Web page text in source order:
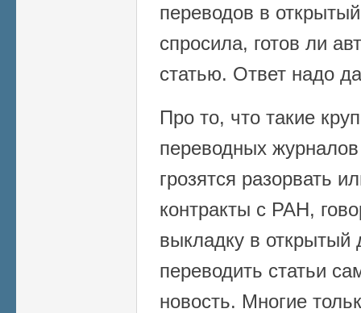
переводов в
спросила, готов ли
статью. Ответ надо
Про то, что такие
переводных
грозятся разорвать
контракты с РАН,
выкладку в открытый
переводить статьи
новость. Многие